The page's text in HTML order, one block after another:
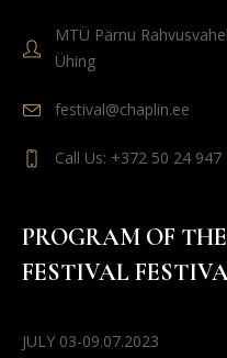
MTÜ Pärnu
Ühing
festival@chaplin.ee
Call Us: +372 50 24 947
PROGRAM OF
FESTIVAL
JULY 03-09.07.2023